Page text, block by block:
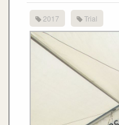
2017 Trial